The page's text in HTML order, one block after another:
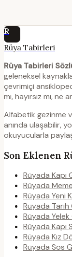
R
Rüya Tabirleri
Rüya Tabirleri
geleneksel
çevrimiçi
mı, hayırsız mı,
Alfabetik gezinme
anında ulaşabilir,
okuyucularla
Son Eklenen
Rüyada Kapı
Rüyada
Rüyada Yeni
Rüyada Tarih
Rüyada
Rüyada Kapı
Rüyada Kız
Rüyada Sos